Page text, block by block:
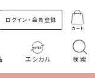
ログイン・会員登録
カート
エシカル 検索